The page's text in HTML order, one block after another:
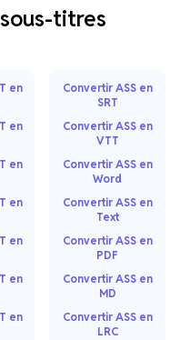
titres
en
en
en
en
en
en
en
Convertir ASS en
SRT
Convertir ASS en
VTT
Convertir ASS en
Word
Convertir ASS en
Text
Convertir ASS en
PDF
Convertir ASS en
MD
Convertir ASS en
LRC